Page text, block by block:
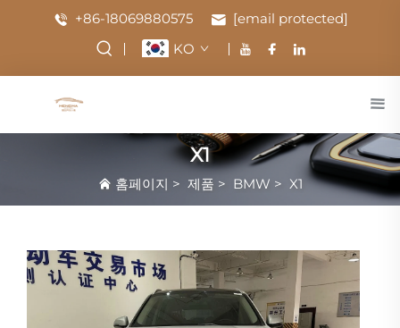
+86-18069880575
[email protected]
KO
X1
홈페이지 > 제품 > BMW > X1